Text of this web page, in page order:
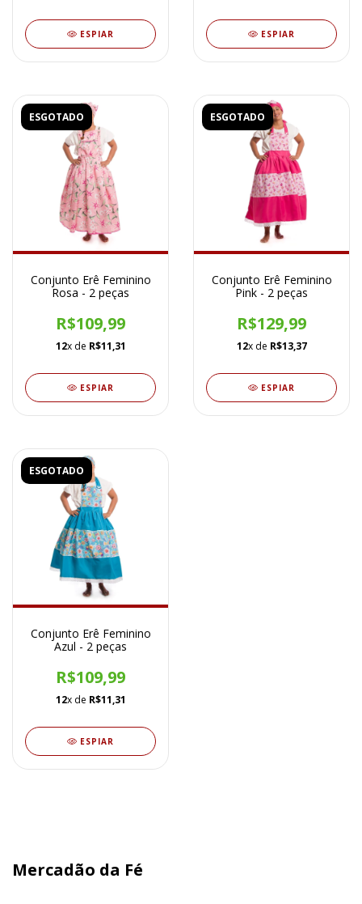
ESPIAR ESPIAR
ESGOTADO
Conjunto Erê Feminino
Rosa - 2 peças
R$109,99
12x de R$11,31
ESPIAR
ESGOTADO
Conjunto Erê Feminino
Pink - 2 peças
R$129,99
12x de R$13,37
ESPIAR
ESGOTADO
Conjunto Erê Feminino
Azul - 2 peças
R$109,99
12x de R$11,31
ESPIAR
Mercadão da Fé